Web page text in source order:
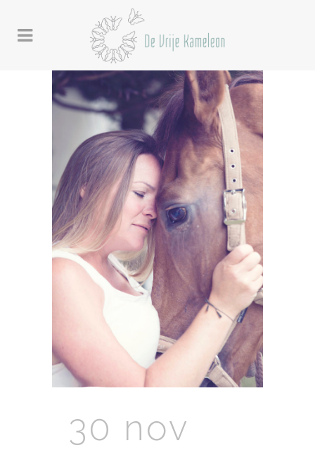
30 nov